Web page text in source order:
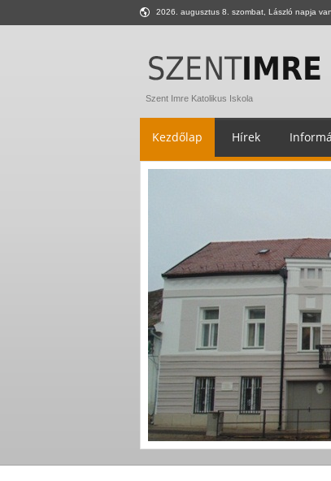
2026. augusztus 8. szombat, László napja
Szent Imre Katolikus Iskola
Kezdőlap Hírek